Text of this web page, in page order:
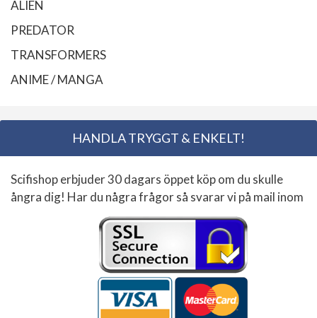
ALIEN
PREDATOR
TRANSFORMERS
ANIME / MANGA
HANDLA TRYGGT & ENKELT!
Scifishop erbjuder 30 dagars öppet köp om du skulle
ångra dig! Har du några frågor så svarar vi på mail inom